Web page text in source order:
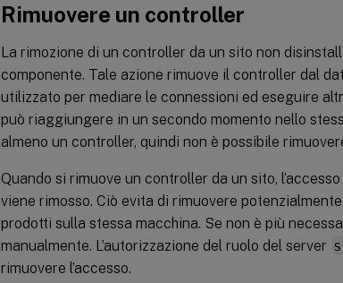
Rimuovere un controller
La rimozione di un controller da un sito non
componente. Tale azione rimuove il controller dal
utilizzato per mediare le connessioni ed eseguire
può riaggiungere in un secondo momento nello
almeno un controller, quindi non è possibile
Quando si rimuove un controller da un sito,
viene rimosso. Ciò evita di rimuovere
prodotti sulla stessa macchina. Se non è più
manualmente. L’autorizzazione del ruolo del server
rimuovere l’accesso.